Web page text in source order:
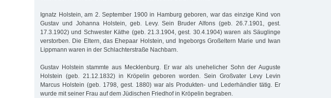
Ignatz Holstein, am 2. September 1900 in Hamburg geboren, war das einzige Kind von
Gustav und Johanna Holstein, geb. Levy. Sein Bruder Alfons (geb. 26.7.1901, gest.
17.3.1902) und Schwester Käthe (geb. 21.3.1904, gest. 30.4.1904) waren als Säuglinge
verstorben. Die Eltern, das Ehepaar Holstein, und Ingeborgs Großeltern Marie und Iwan
Lippmann waren in der Schlachterstraße Nachbarn.
Gustav Holstein stammte aus Mecklenburg. Er war als unehelicher Sohn der Auguste
Holstein (geb. 21.12.1832) in Kröpelin geboren worden. Sein Großvater Levy Levin
Marcus Holstein (geb. 1798, gest. 1880) war als Produkten- und Lederhändler tätig. Er
wurde mit seiner Frau auf dem Jüdischen Friedhof in Kröpelin begraben.